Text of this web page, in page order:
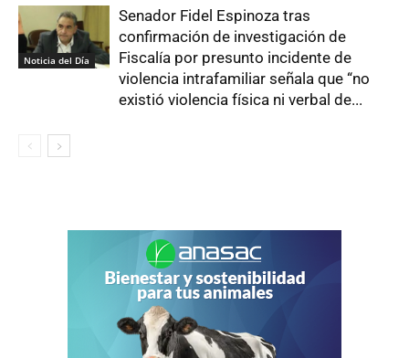
Noticia del Día
Senador Fidel Espinoza tras
confirmación de investigación de
Fiscalía por presunto incidente de
violencia intrafamiliar señala que “no
existió violencia física ni verbal de...